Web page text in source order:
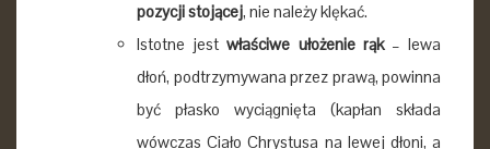
pozycji stojącej, nie należy klękać.
Istotne jestwłaściwe ułożenie rąk– lewa
dłoń, podtrzymywana przez prawą, powinna
być płasko wyciągnięta (kapłan składa
wówczas Ciało Chrystusa na lewej dłoni, a